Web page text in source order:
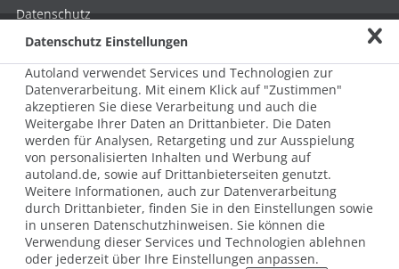
© 2026 AUTOLAND 24 SE & Co. Betriebs KG
Werner-von-Siemens-Str. 2, 06796 Brehna, Deutschland
Datenschutz
Hinweisgebersystem nach HinSchG
Beschwerde nach LkSG
Grundsatzerklärung zum LkSG
Datenschutz Einstellungen
Autoland verwendet Services und Technologien zur
Datenverarbeitung. Mit einem Klick auf "Zustimmen"
akzeptieren Sie diese Verarbeitung und auch die
Weitergabe Ihrer Daten an Drittanbieter. Die Daten
werden für Analysen, Retargeting und zur Ausspielung
von personalisierten Inhalten und Werbung auf
autoland.de, sowie auf Drittanbieterseiten genutzt.
Weitere Informationen, auch zur Datenverarbeitung
durch Drittanbieter, finden Sie in den Einstellungen sowie
in unseren Datenschutzhinweisen. Sie können die
Verwendung dieser Services und Technologien ablehnen
oder jederzeit über Ihre Einstellungen anpassen.